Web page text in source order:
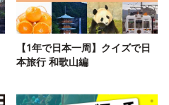
【1年で日本一周】クイズで日
本旅行 和歌山編